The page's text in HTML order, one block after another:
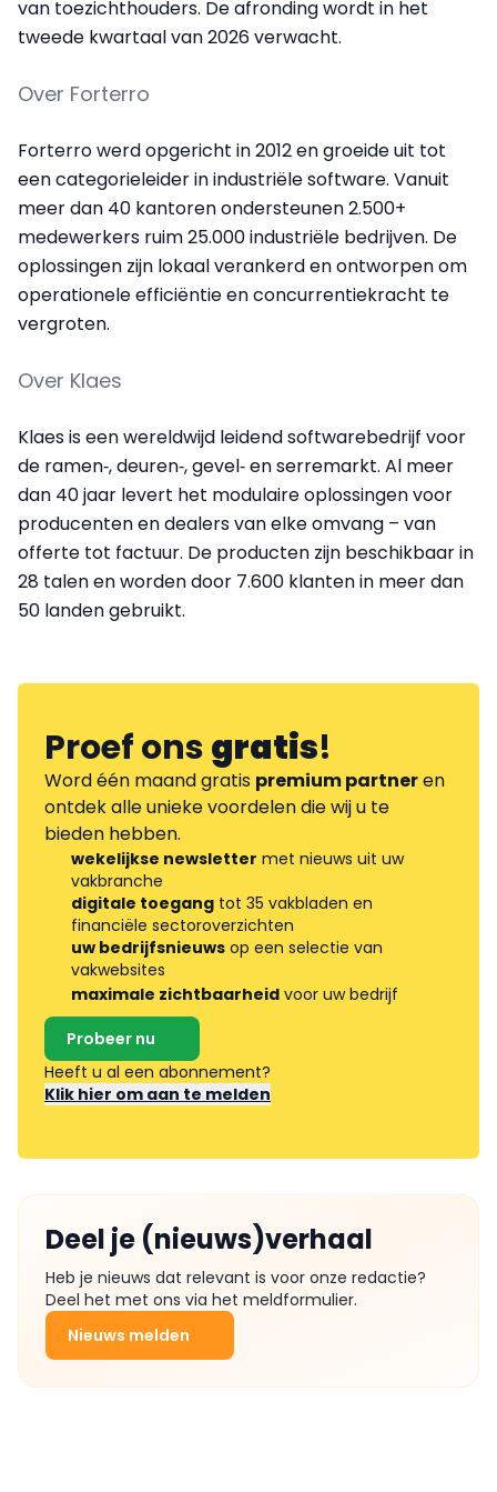
van toezichthouders. De afronding wordt in het
tweede kwartaal van 2026 verwacht.
Over Forterro
Forterro werd opgericht in 2012 en groeide uit tot
een categorie­leider in industriële software. Vanuit
meer dan 40 kantoren ondersteunen 2.500+
medewerkers ruim 25.000 industriële bedrijven. De
oplossingen zijn lokaal verankerd en ontworpen om
operationele efficiëntie en concurrentiekracht te
vergroten.
Over Klaes
Klaes is een wereldwijd leidend softwarebedrijf voor
de ramen‑, deuren‑, gevel‑ en serremarkt. Al meer
dan 40 jaar levert het modulaire oplossingen voor
producenten en dealers van elke omvang – van
offerte tot factuur. De producten zijn beschikbaar in
28 talen en worden door 7.600 klanten in meer dan
50 landen gebruikt.
Proef onsgratis!
Word één maand gratis premium partneren
ontdek alle unieke voordelen die wij u te
bieden hebben.
wekelijkse newsletter met nieuws uit uw
vakbranche
digitale toegang tot 35 vakbladen en
financiële sectoroverzichten
uw bedrijfsnieuws op een selectie van
vakwebsites
maximale zichtbaarheid voor uw bedrijf
Probeer nu
Heeft u al een abonnement?
Klik hier om aan te melden
Deel je (nieuws)verhaal
Heb je nieuws dat relevant is voor onze redactie?
Deel het met ons via het meldformulier.
Nieuws melden